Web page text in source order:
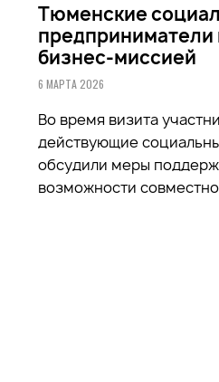
Тюменские
бизнес-миссией
6 МАРТА 2026
Во время визита
действующие
обсудили меры
возможности